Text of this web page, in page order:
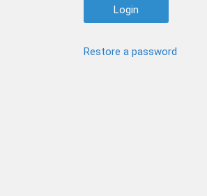
Restore a password